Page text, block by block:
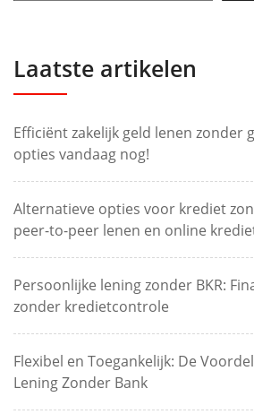
Laatste artikelen
Efficiënt zakelijk geld lenen zonder
opties vandaag nog!
Alternatieve opties voor krediet
peer-to-peer lenen en online
Persoonlijke lening zonder BKR:
zonder kredietcontrole
Flexibel en Toegankelijk: De
Lening Zonder Bank